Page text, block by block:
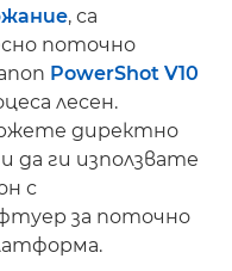
, са
поточно
PowerShot V10
лесен.
директно
да ги използвате
с
за поточно